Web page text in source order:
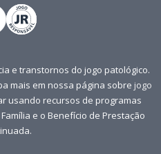
e transtornos do jogo patológico.
mais em nossa página sobre jogo
usando recursos de programas
e o Benefício de Prestação